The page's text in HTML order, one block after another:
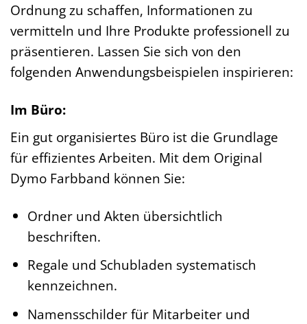
Ordnung zu schaffen, Informationen zu
vermitteln und Ihre Produkte professionell zu
präsentieren. Lassen Sie sich von den
folgenden Anwendungsbeispielen inspirieren:
Im Büro:
Ein gut organisiertes Büro ist die Grundlage
für effizientes Arbeiten. Mit dem Original
Dymo Farbband können Sie:
Ordner und Akten übersichtlich
beschriften.
Regale und Schubladen systematisch
kennzeichnen.
Namensschilder für Mitarbeiter und